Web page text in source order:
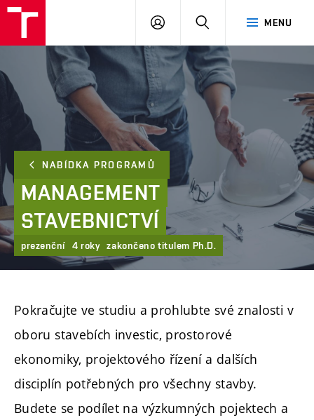
Brno
MENU
PŘIHLÁSIT
NABÍDKA PROGRAMŮ
MANAGEMENT
STAVEBNICTVÍ
prezenční 4 roky zakončeno titulem Ph.D.
Pokračujte ve studiu a prohlubte své znalosti v
oboru stavebích investic, prostorové
ekonomiky, projektového řízení a dalších
disciplín potřebných pro všechny stavby.
Budete se podílet na výzkumných pojektech a